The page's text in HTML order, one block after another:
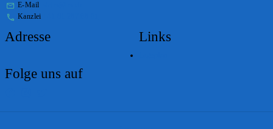
E-Mail
Kanzlei
Adresse Links
Folge uns auf